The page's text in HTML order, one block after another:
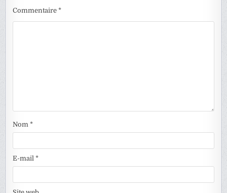
Commentaire*
Nom*
E-mail*